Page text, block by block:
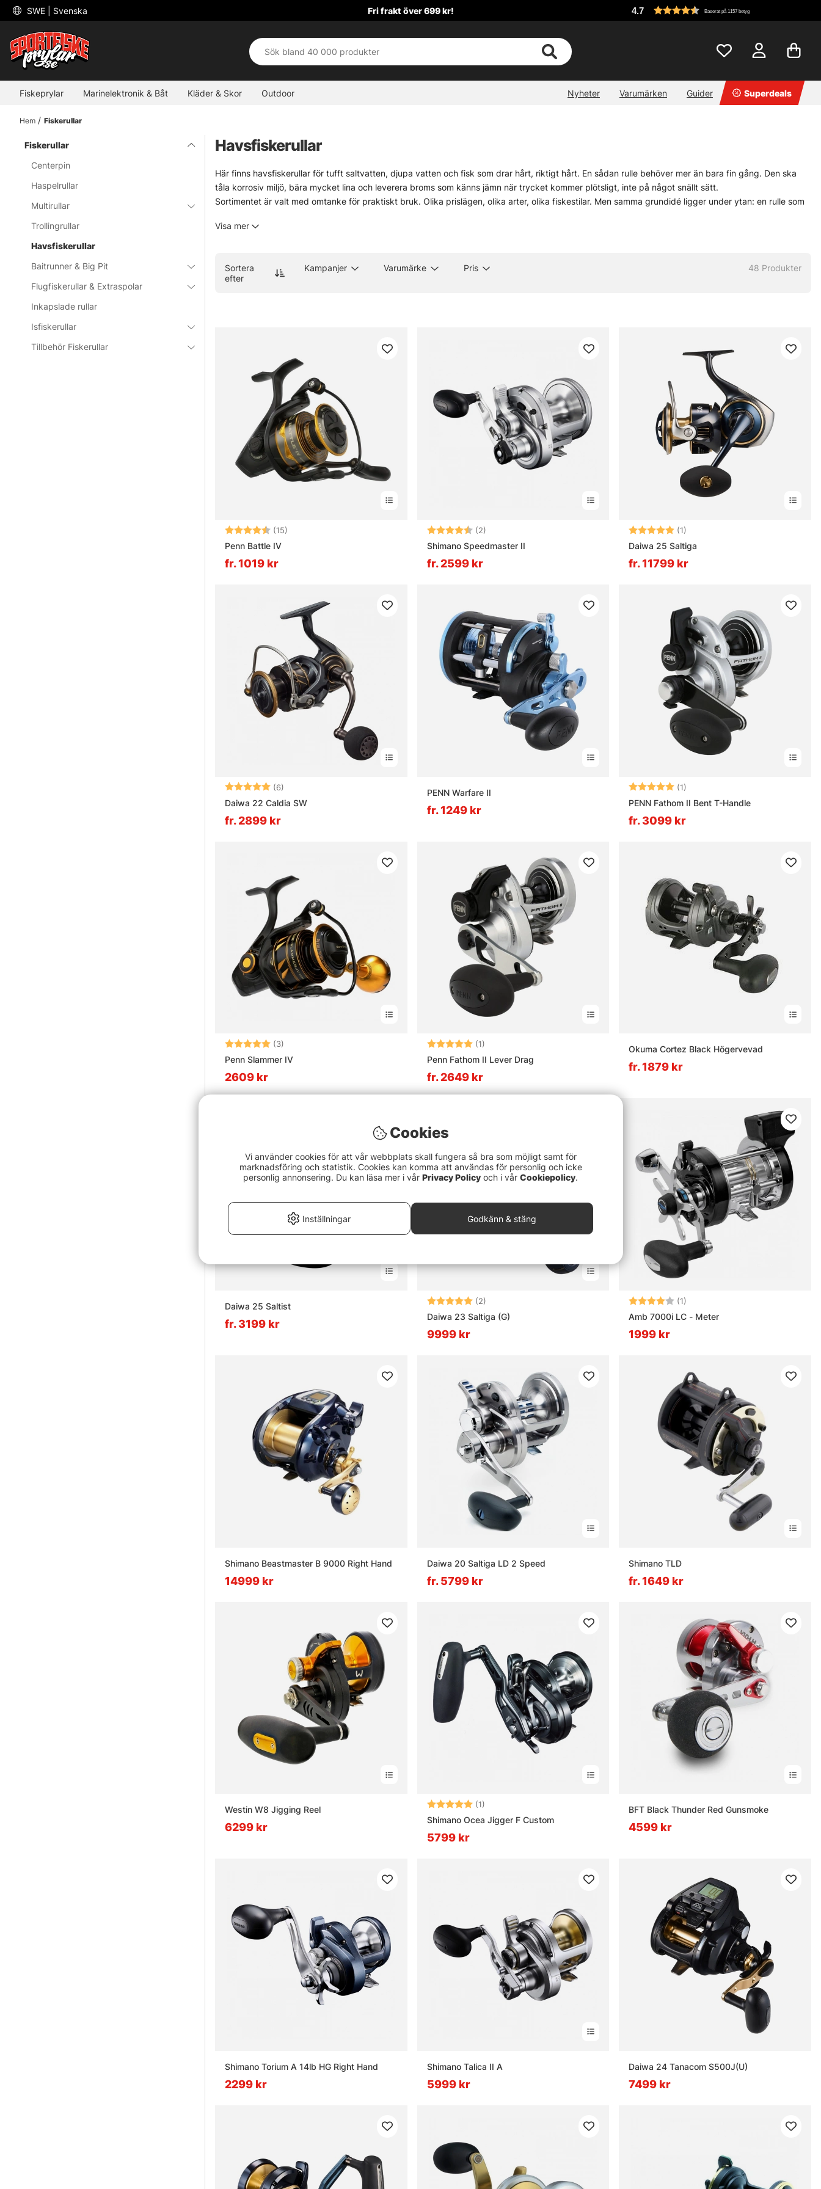
SWE | Svenska Fri frakt över 699 kr! 4.7 Baserat på 1157 betyg
Fiskeprylar Marinelektronik & Båt Kläder & Skor Outdoor Nyheter Varumärken Guider Superdeals
Hem Fiskerullar
Fiskerullar
Centerpin
Haspelrullar
Multirullar
Trollingrullar
Havsfiskerullar
Baitrunner & Big Pit
Flugfiskerullar & Extraspolar
Inkapslade rullar
Isfiskerullar
Tillbehör Fiskerullar
Havsfiskerullar
Här finns havsfiskerullar för tufft saltvatten, djupa vatten och fisk som drar hårt, riktigt hårt. En sådan rulle behöver mer än bara fin gång. Den ska
tåla korrosiv miljö, bära mycket lina och leverera broms som känns jämn när trycket kommer plötsligt, inte på något snällt sätt.
Sortimentet är valt med omtanke för praktiskt bruk. Olika prislägen, olika arter, olika fiskestilar. Men samma grundidé ligger under ytan: en rulle som
Vad skiljer en havsfiskerulle från en vanlig fiskerulle?
Vad ska man tänka på när man väljer havsfiskerulle?
Vad är bra med en havsfiskerulle vid riktigt tungt fiske?
Visa mer
Sortera
efter
Kampanjer Varumärke Pris 48 Produkter
Betyg: (15)
Penn Battle IV
fr. 1019 kr
Betyg: (2)
Shimano Speedmaster II
fr. 2599 kr
Betyg: (1)
Daiwa 25 Saltiga
fr. 11799 kr
Betyg: (6)
Daiwa 22 Caldia SW
fr. 2899 kr
PENN Warfare II
fr. 1249 kr
Betyg: (1)
PENN Fathom II Bent T-Handle
fr. 3099 kr
Betyg: (3)
Penn Slammer IV
2609 kr
Betyg: (1)
Penn Fathom II Lever Drag
fr. 2649 kr
Okuma Cortez Black Högervevad
fr. 1879 kr
Daiwa 25 Saltist
fr. 3199 kr
Betyg: (2)
Daiwa 23 Saltiga (G)
9999 kr
Betyg: (1)
Amb 7000i LC - Meter
1999 kr
Shimano Beastmaster B 9000 Right Hand
14999 kr
Daiwa 20 Saltiga LD 2 Speed
fr. 5799 kr
Shimano TLD
fr. 1649 kr
Westin W8 Jigging Reel
6299 kr
Betyg: (1)
Shimano Ocea Jigger F Custom
5799 kr
BFT Black Thunder Red Gunsmoke
4599 kr
Shimano Torium A 14lb HG Right Hand
2299 kr
Shimano Talica II A
5999 kr
Daiwa 24 Tanacom S500J(U)
7499 kr
Cookies
Vi använder cookies för att vår webbplats skall fungera så bra som möjligt samt för
marknadsföring och statistik. Cookies kan komma att användas för personlig och icke
personlig annonsering. Du kan läsa mer i vår Privacy Policy och i vår Cookiepolicy.
Inställningar Godkänn & stäng